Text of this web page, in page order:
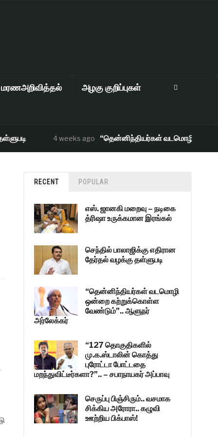
மரணஅறிவித்தல் அழகு குறிப்புகள்
4 weeks ago “தென்னிந்தியர்கள் வடமொழி ஒன்றை
RECENT POPULAR
எஸ். ஜானகி மறைவு – நடிகை
த்ரிஷா உருக்கமான இரங்கல்
செந்தில் பாலாஜிக்கு எதிரான
தேர்தல் வழக்கு தள்ளுபடி
“தென்னிந்தியர்கள் வடமொழி
ஒன்றை கற்றுக்கொள்ள
வேண்டும்”.. ஆளுநர்
அர்லேக்கர்
“127 தொகுதிகளில்
மு.க.ஸ்டாலின் கொத்து
புரோட்டா போட்டதை
மறந்துவிட்டீர்களா?”.. – சபாநாயகர் அப்பாவு
செருப்பு பிஞ்சிரும்.. வசமாக
சிக்கிய அரோரா.. கழுவி
ஊற்றிய பிக்பாஸ்!